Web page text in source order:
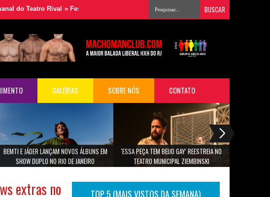
Rival »Festival Musimagem reúne grandes nomes da música para audiovisual em
GALERIAS SOBRE NÓS CONTATO
BEMTI E JÁDER LANÇAM NOVOS ÁLBUNS EM
SHOW DUPLO NO RIO DE JANEIRO
'ESSA PEÇA TEM BEIJO GAY' REESTREIA NO
TEATRO MUNICIPAL ZIEMBINSKI
extras no
TOP 5 (MAIS VISTOS DA SEMANA)